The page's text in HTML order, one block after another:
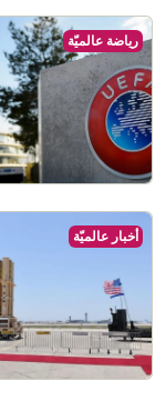
رياضة عالميّة
أخبار عالميّة